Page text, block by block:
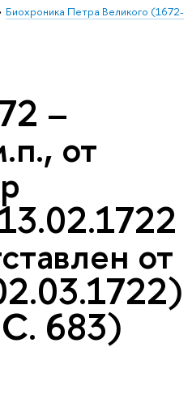
Биохроника Петра Великого (1672-
–
от
от
683)